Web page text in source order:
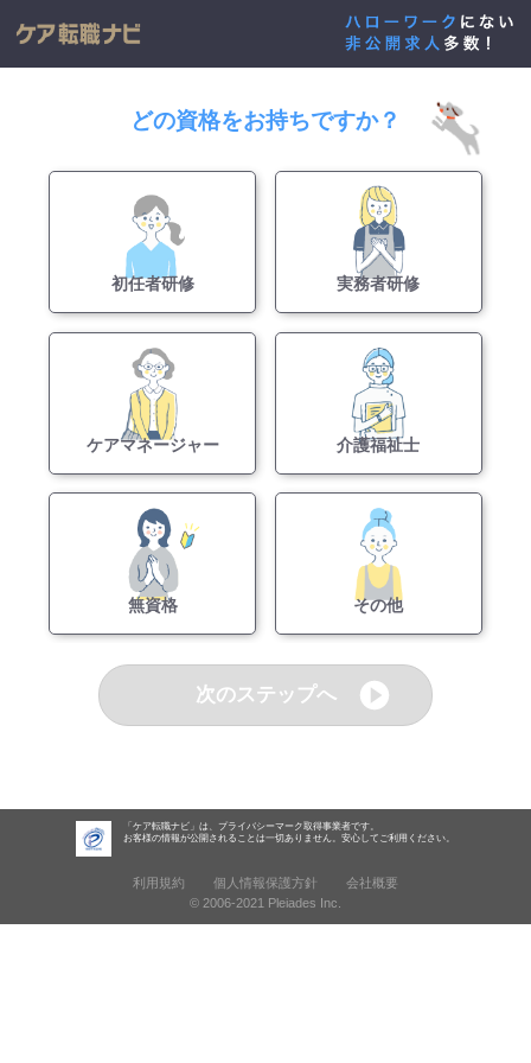
どの資格をお持ちですか？
初任者研修 実務者研修
ケアマネージャー 介護福祉士
無資格 その他
次のステップへ
「ケア転職ナビ」は、プライバシーマーク取得事業者です。
お客様の情報が公開されることは一切ありません。安心してご利用ください。
利用規約 個人情報保護方針
会社概要
© 2006-2021 Pleiades Inc.